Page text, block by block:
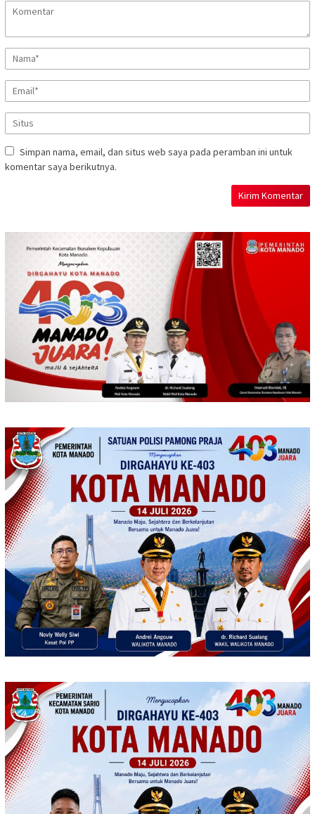
Simpan nama, email, dan situs web saya pada peramban ini untuk
komentar saya berikutnya.